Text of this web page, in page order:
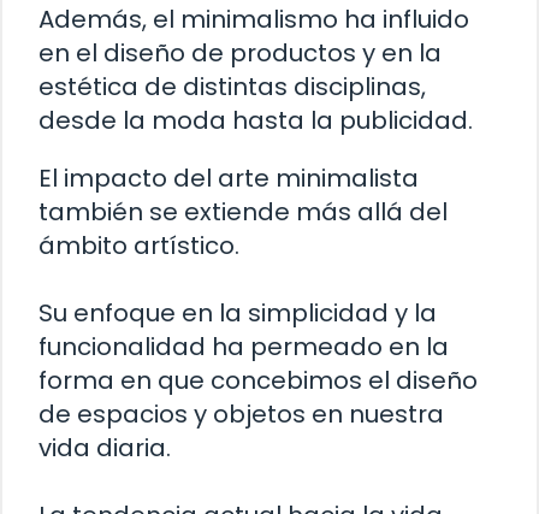
Además, el minimalismo ha influido
en el diseño de productos y en la
estética de distintas disciplinas,
desde la moda hasta la publicidad.
El impacto del arte minimalista
también se extiende más allá del
ámbito artístico.
Su enfoque en la simplicidad y la
funcionalidad ha permeado en la
forma en que concebimos el diseño
de espacios y objetos en nuestra
vida diaria.